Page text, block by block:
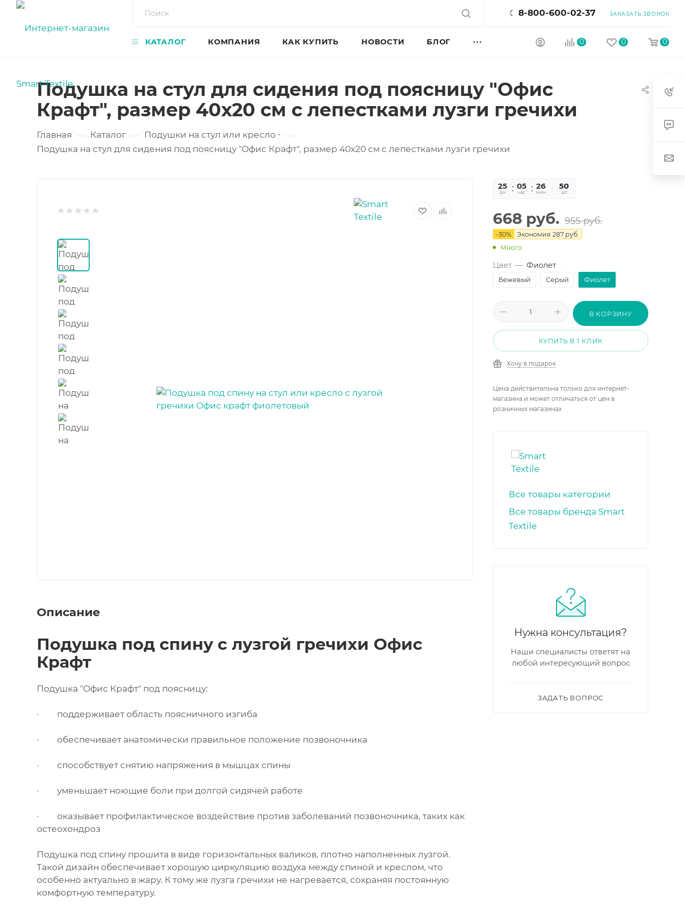
8-800-600-02-37 ЗАКАЗАТЬ ЗВОНОК
0 0 0
КАТАЛОГ КОМПАНИЯ КАК КУПИТЬ НОВОСТИ БЛОГ
Подушка на стул для сидения под поясницу "Офис
Крафт", размер 40х20 см с лепестками лузги гречихи
Главная — Каталог — Подушки на стул или кресло
—
Подушка на стул для сидения под поясницу "Офис Крафт", размер 40х20 см с лепестками лузги гречихи
Описание
Подушка под спину с лузгой гречихи Офис
Крафт
Подушка "Офис Крафт" под поясницу:
· поддерживает область поясничного изгиба
· обеспечивает анатомически правильное положение позвоночника
· способствует снятию напряжения в мышцах спины
· уменьшает ноющие боли при долгой сидячей работе
· оказывает профилактическое воздействие против заболеваний позвоночника, таких как
остеохондроз
Подушка под спину прошита в виде горизонтальных валиков, плотно наполненных лузгой.
Такой дизайн обеспечивает хорошую циркуляцию воздуха между спиной и креслом, что
особенно актуально в жару. К тому же лузга гречихи не нагревается, сохраняя постоянную
комфортную температуру.
25
дн
05
час
26
мин
29
сек
50
шт
668 руб. 955руб.
-30% Экономия 287 руб.
Много
Цвет — Фиолет
Бежевый Серый Фиолет
В КОРЗИНУ
КУПИТЬ В 1 КЛИК
Хочу в подарок
Цена действительна только для интернет-
магазина и может отличаться от цен в
розничных магазинах
Все товары категории
Все товары бренда Smart
Textile
Нужна консультация?
Наши специалисты ответят на
любой интересующий вопрос
ЗАДАТЬ ВОПРОС